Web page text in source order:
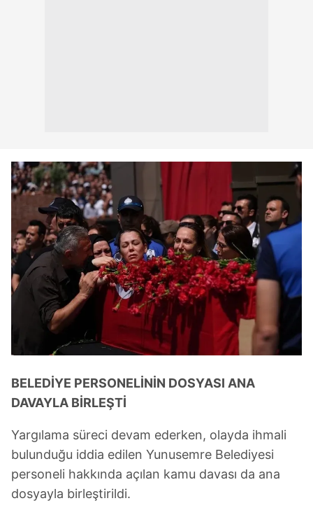
BELEDİYE PERSONELİNİN DOSYASI ANA
DAVAYLA BİRLEŞTİ
Yargılama süreci devam ederken, olayda ihmali
bulunduğu iddia edilen Yunusemre Belediyesi
personeli hakkında açılan kamu davası da ana
dosyayla birleştirildi.